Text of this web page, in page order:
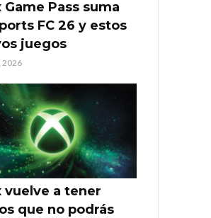
Game Pass suma
FC 26 y estos
juegos
2026
vuelve a tener
que no podrás